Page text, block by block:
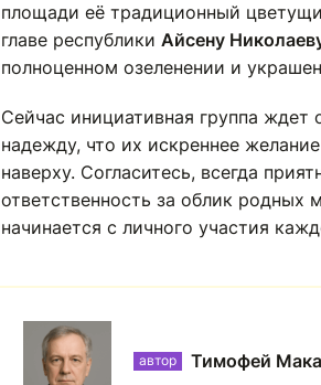
площади её традиционный
главе республики Айсену
полноценном озеленении и
Сейчас инициативная группа ждет
надежду, что их искреннее
наверху. Согласитесь, всегда
ответственность за облик родных
начинается с личного участия
автор Тимофей